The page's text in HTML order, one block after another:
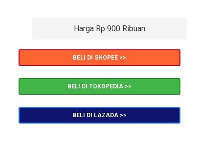
Harga Rp 900 Ribuan
BELI DI SHOPEE >>
BELI DI TOKOPEDIA >>
BELI DI LAZADA >>